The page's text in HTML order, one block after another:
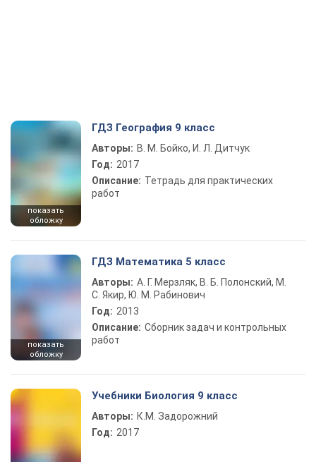
показать
обложку
ГДЗ География 9 класс
Авторы: В. М. Бойко, И. Л. Дитчук
Год: 2017
Описание: Тетрадь для практических
работ
показать
обложку
ГДЗ Математика 5 класс
Авторы: А. Г. Мерзляк, В. Б. Полонский, М.
С. Якир, Ю. М. Рабинович
Год: 2013
Описание: Сборник задач и контрольных
работ
Учебники Биология 9 класс
Авторы: К.М. Задорожний
Год: 2017